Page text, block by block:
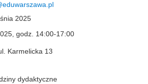
2025
godz. 14:00-17:00
Karmelicka 13
dydaktyczne